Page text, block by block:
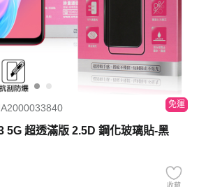
免運
5G 超透滿版 2.5D 鋼化玻璃貼-黑
收藏